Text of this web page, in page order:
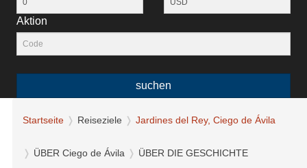
Aktion
suchen
Startseite Reiseziele Jardines del Rey, Ciego de Ávila
ÜBER Ciego de Ávila ÜBER DIE GESCHICHTE